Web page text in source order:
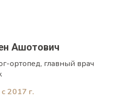
Ашотович
ортопед, главный врач
2017 г.